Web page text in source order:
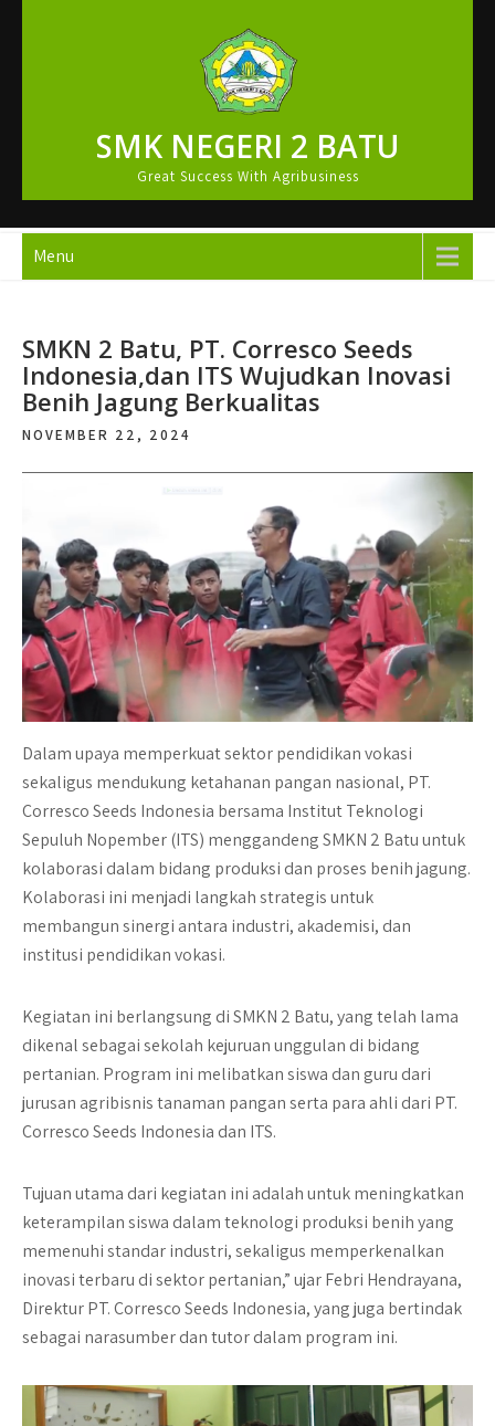
SMK NEGERI 2 BATU
Great Success With Agribusiness
Menu
SMKN 2 Batu, PT. Corresco Seeds
Indonesia,dan ITS Wujudkan Inovasi
Benih Jagung Berkualitas
NOVEMBER 22, 2024
Dalam upaya memperkuat sektor pendidikan vokasi
sekaligus mendukung ketahanan pangan nasional, PT.
Corresco Seeds Indonesia bersama Institut Teknologi
Sepuluh Nopember (ITS) menggandeng SMKN 2 Batu untuk
kolaborasi dalam bidang produksi dan proses benih jagung.
Kolaborasi ini menjadi langkah strategis untuk
membangun sinergi antara industri, akademisi, dan
institusi pendidikan vokasi.
Kegiatan ini berlangsung di SMKN 2 Batu, yang telah lama
dikenal sebagai sekolah kejuruan unggulan di bidang
pertanian. Program ini melibatkan siswa dan guru dari
jurusan agribisnis tanaman pangan serta para ahli dari PT.
Corresco Seeds Indonesia dan ITS.
Tujuan utama dari kegiatan ini adalah untuk meningkatkan
keterampilan siswa dalam teknologi produksi benih yang
memenuhi standar industri, sekaligus memperkenalkan
inovasi terbaru di sektor pertanian,” ujar Febri Hendrayana,
Direktur PT. Corresco Seeds Indonesia, yang juga bertindak
sebagai narasumber dan tutor dalam program ini.